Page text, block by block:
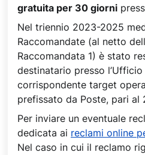
gratuita per 30 giorni
Nel triennio 2023-2025
Raccomandate (al netto
Raccomandata 1) è stato
destinatario presso
corrispondente target
prefissato da Poste, pari al
Per inviare un eventuale
dedicata ai reclami online
Nel caso in cui il reclamo